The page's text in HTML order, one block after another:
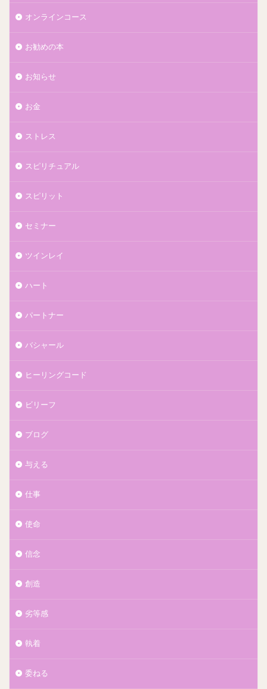
オンラインコース
お勧めの本
お知らせ
お金
ストレス
スピリチュアル
スピリット
セミナー
ツインレイ
ハート
パートナー
バシャール
ヒーリングコード
ビリーフ
ブログ
与える
仕事
使命
信念
創造
劣等感
執着
委ねる